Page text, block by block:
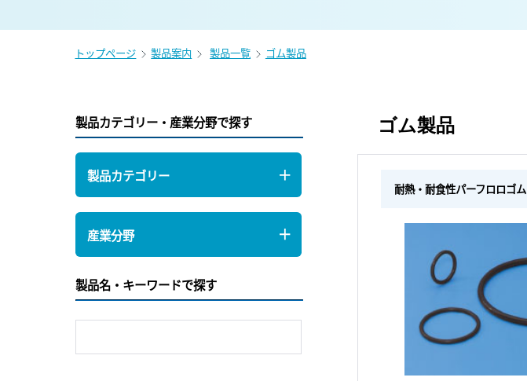
トップページ 製品案内 製品一覧 ゴム製品
製品カテゴリー・産業分野で探す
製品カテゴリー
産業分野
製品名・キーワードで探す
ゴム製品
耐熱・耐食性パーフロロゴム